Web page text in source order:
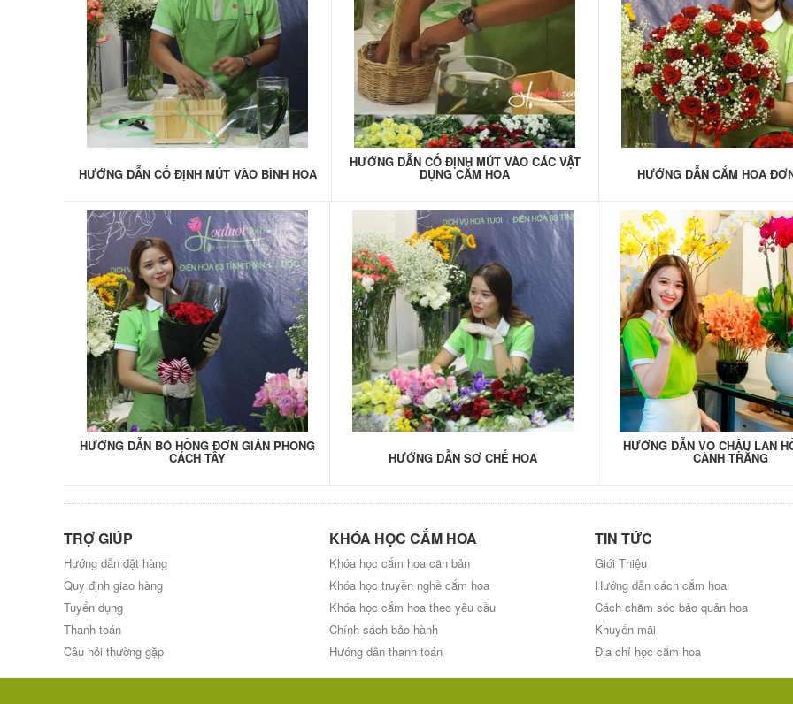
HƯỚNG DẪN CỐ ĐỊNH MÚT VÀO BÌNH HOA
HƯỚNG DẪN CỐ ĐỊNH MÚT VÀO CÁC VẬT
DỤNG CẮM HOA HƯỚNG DẪN CẮM HOA
HƯỚNG DẪN BÓ HỒNG ĐƠN GIẢN PHONG
CÁCH TÂY HƯỚNG DẪN SƠ CHẾ HOA
HƯỚNG DẪN VÔ CHẬU LAN
CÀNH TRẮNG
TRỢ GIÚP
Hướng dẫn đặt hàng
Quy định giao hàng
Tuyển dụng
Thanh toán
Câu hỏi thường gặp
KHÓA HỌC CẮM HOA
Khóa học cắm hoa căn bản
Khóa học truyền nghề cắm hoa
Khóa học cắm hoa theo yêu cầu
Chính sách bảo hành
Hướng dẫn thanh toán
TIN TỨC
Giới Thiệu
Hướng dẫn cách cắm hoa
Cách chăm sóc bảo quản hoa
Khuyến mãi
Địa chỉ học cắm hoa